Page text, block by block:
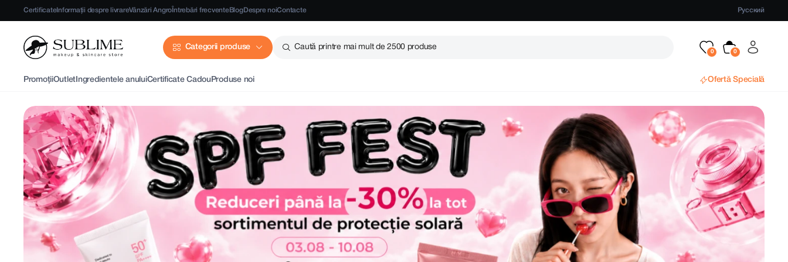
CertificateInformații despre livrareVânzări Angro Întrebări frecventeBlogDespre noiContacte Русский
Categorii produse Caută printre mai mult de 2500 produse
PromoțiiOutlet Ingredientele anuluiCertificate CadouProduse noi Ofertă Specială